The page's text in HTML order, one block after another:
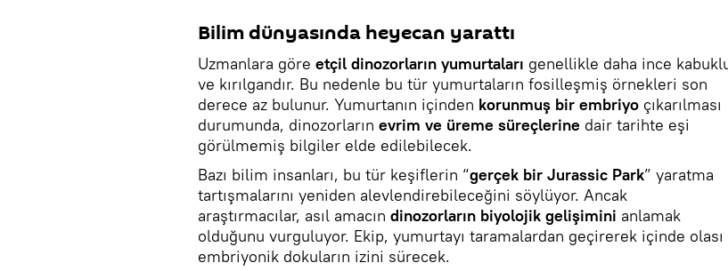
Bilim dünyasında heyecan yarattı
Uzmanlara göre etçil dinozorların yumurtaları genellikle daha ince
ve kırılgandır. Bu nedenle bu tür yumurtaların fosilleşmiş örnekleri son
derece az bulunur. Yumurtanın içinden korunmuş bir embriyo çıkarılması
durumunda, dinozorların evrim ve üreme süreçlerine dair tarihte eşi
görülmemiş bilgiler elde edilebilecek.
Bazı bilim insanları, bu tür keşiflerin “gerçek bir Jurassic Park” yaratma
tartışmalarını yeniden alevlendirebileceğini söylüyor. Ancak
araştırmacılar, asıl amacın dinozorların biyolojik gelişimini anlamak
olduğunu vurguluyor. Ekip, yumurtayı taramalardan geçirerek içinde olası
embriyonik dokuların izini sürecek.